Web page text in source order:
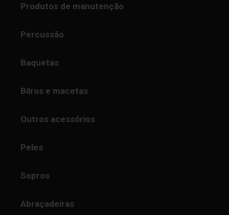
Produtos de manutenção
Percussão
Baquetas
Bilros e macetas
Outros acessórios
Peles
Sopros
Abraçadeiras